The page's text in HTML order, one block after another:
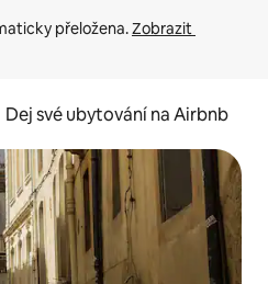
přeložena. Zobrazit
Dej své ubytování na Airbnb